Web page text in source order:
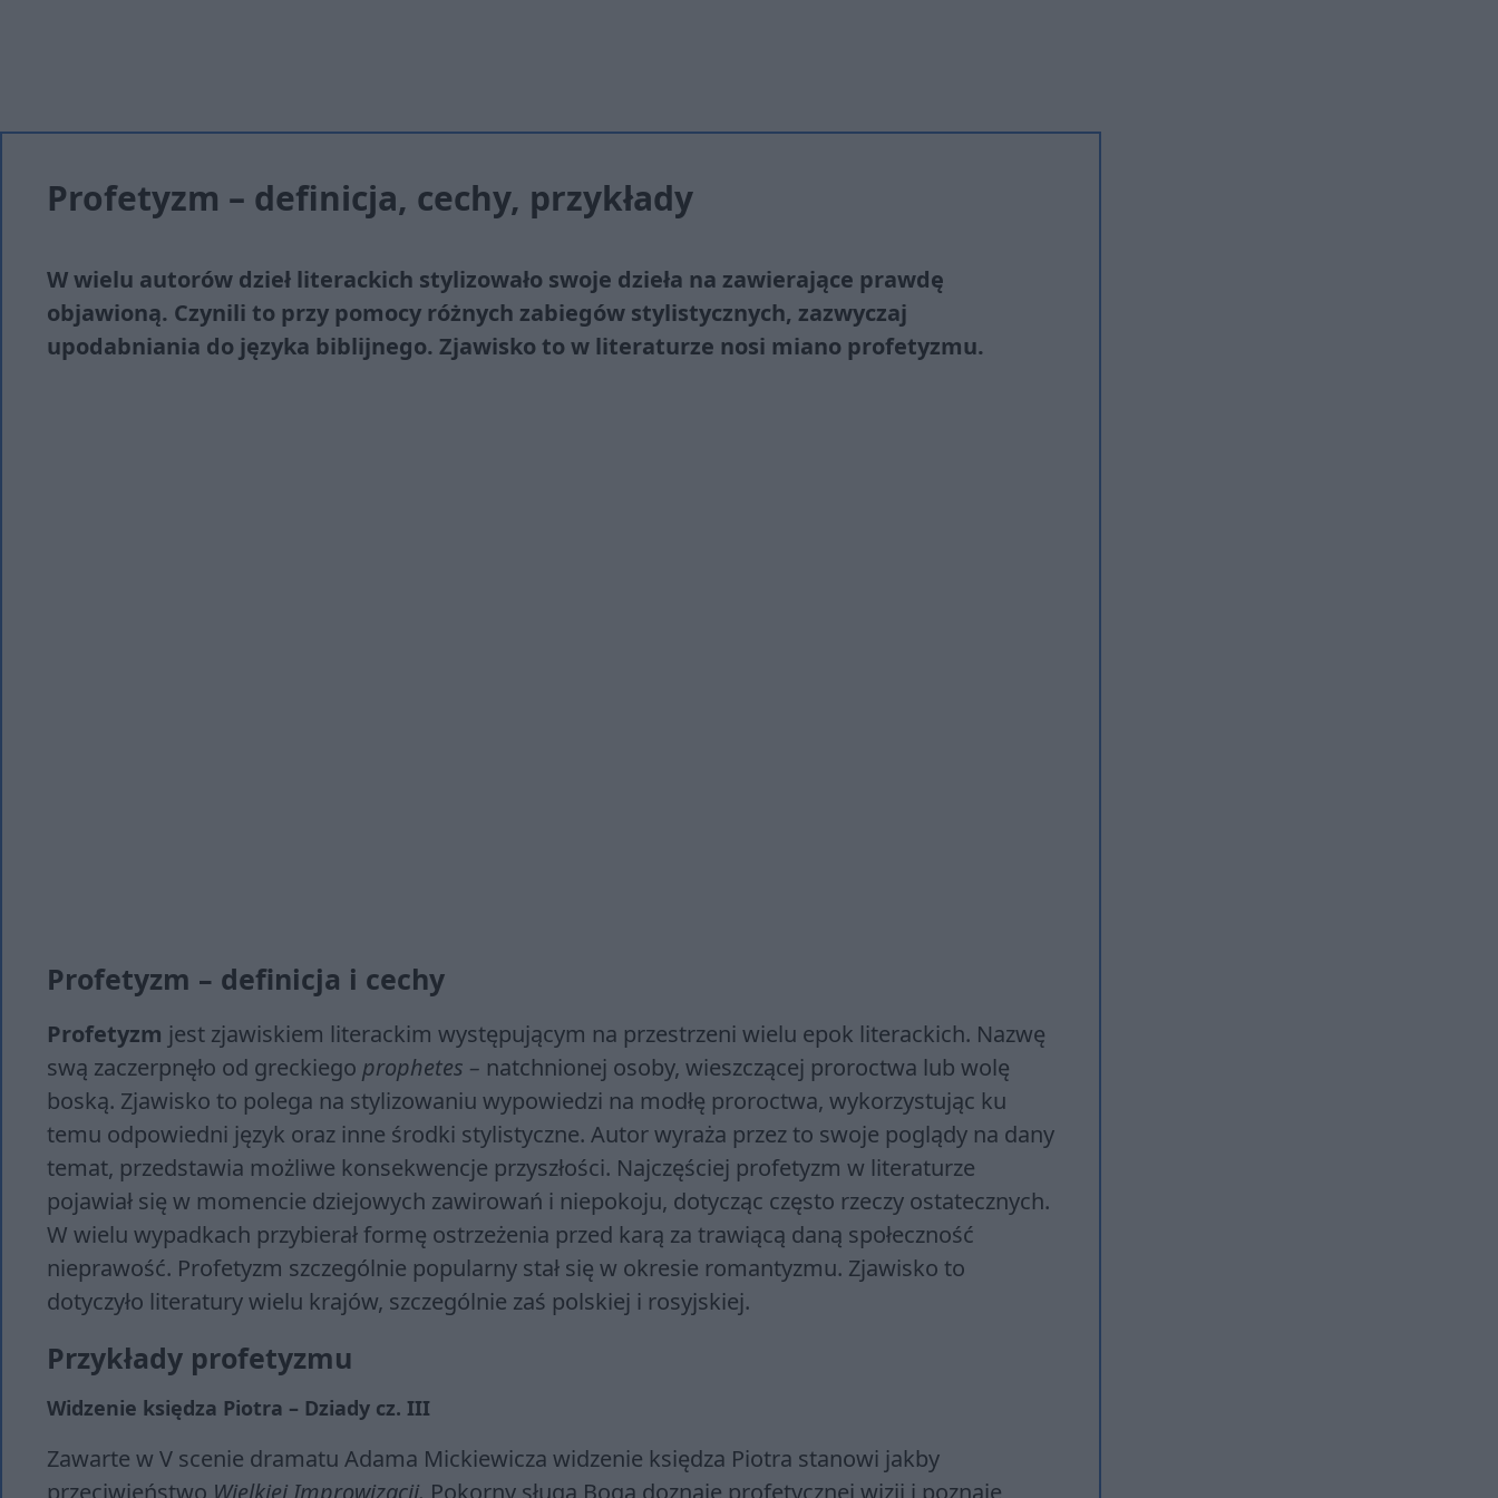
Profetyzm – definicja, cechy, przykłady
W wielu autorów dzieł literackich stylizowało swoje dzieła na zawierające prawdę
objawioną. Czynili to przy pomocy różnych zabiegów stylistycznych, zazwyczaj
upodabniania do języka biblijnego. Zjawisko to w literaturze nosi miano profetyzmu.
Profetyzm – definicja i cechy
Profetyzm jest zjawiskiem literackim występującym na przestrzeni wielu epok literackich. Nazwę
swą zaczerpnęło od greckiego prophetes – natchnionej osoby, wieszczącej proroctwa lub wolę
boską. Zjawisko to polega na stylizowaniu wypowiedzi na modłę proroctwa, wykorzystując ku
temu odpowiedni język oraz inne środki stylistyczne. Autor wyraża przez to swoje poglądy na dany
temat, przedstawia możliwe konsekwencje przyszłości. Najczęściej profetyzm w literaturze
pojawiał się w momencie dziejowych zawirowań i niepokoju, dotycząc często rzeczy ostatecznych.
W wielu wypadkach przybierał formę ostrzeżenia przed karą za trawiącą daną społeczność
nieprawość. Profetyzm szczególnie popularny stał się w okresie romantyzmu. Zjawisko to
dotyczyło literatury wielu krajów, szczególnie zaś polskiej i rosyjskiej.
Przykłady profetyzmu
Widzenie księdza Piotra – Dziady cz. III
Zawarte w V scenie dramatu Adama Mickiewicza widzenie księdza Piotra stanowi jakby
przeciwieństwo Wielkiej Improwizacji. Pokorny sługa Boga doznaje profetycznej wizji i poznaje